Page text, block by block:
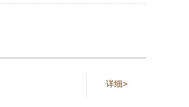
详细>